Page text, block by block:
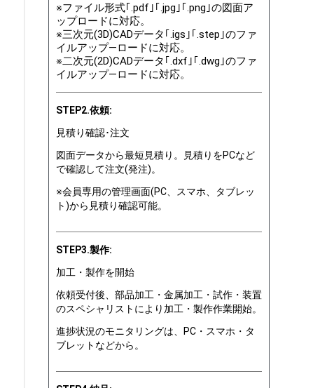
※ファイル形式｢.pdf｣｢.jpg｣｢.png｣の図面ア
ップロードに対応。
※三次元(3D)CADデータ｢.igs｣｢.step｣のファ
イルアップ―ロードに対応。
※二次元(2D)CADデータ｢.dxf｣｢.dwg｣のファ
イルアップ―ロードに対応。
STEP2.依頼:
見積り確認･注文
図面データから最短見積り。見積りをPCなど
で確認して注文(発注)。
※会員専用の管理画面(PC、スマホ、タブレッ
ト)から見積り確認可能。
STEP3.製作:
加工・製作を開始
依頼受付後、部品加工・金属加工・試作・装置
のスペシャリストにより加工・製作作業開始。
進捗状況のモニタリングは、PC・スマホ・タ
ブレットなどから。